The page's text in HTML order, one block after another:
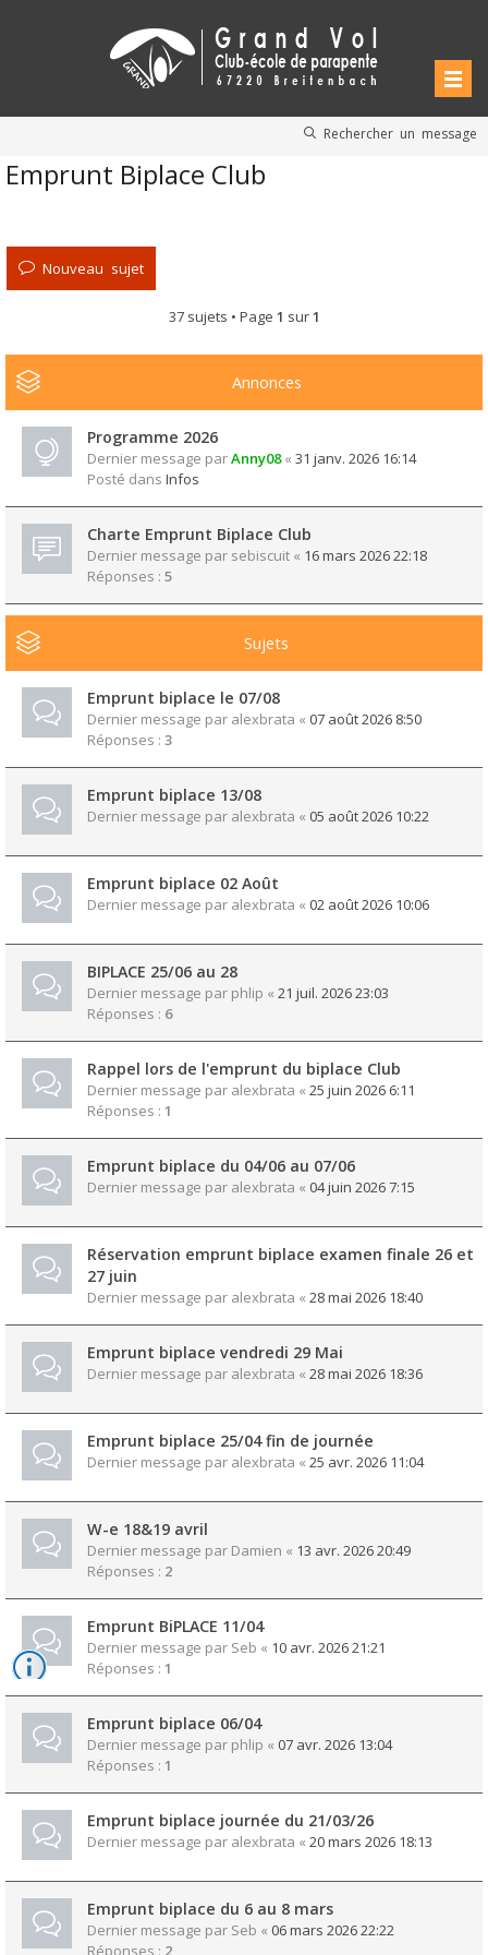
Rechercher un message
Emprunt Biplace Club
Nouveau sujet
37 sujets • Page 1 sur1
Annonces
Programme 2026
Dernier message parAnny08« 31 janv. 2026 16:14
Posté dans Infos
Charte Emprunt Biplace Club
Dernier message par sebiscuit « 16 mars 2026 22:18
Réponses : 5
Sujets
Emprunt biplace le 07/08
Dernier message par alexbrata « 07 août 2026 8:50
Réponses : 3
Emprunt biplace 13/08
Dernier message par alexbrata « 05 août 2026 10:22
Emprunt biplace 02 Août
Dernier message par alexbrata « 02 août 2026 10:06
BIPLACE 25/06 au 28
Dernier message par phlip « 21 juil. 2026 23:03
Réponses : 6
Rappel lors de l'emprunt du biplace Club
Dernier message par alexbrata « 25 juin 2026 6:11
Réponses : 1
Emprunt biplace du 04/06 au 07/06
Dernier message par alexbrata « 04 juin 2026 7:15
Réservation emprunt biplace examen finale 26 et
27 juin
Dernier message par alexbrata « 28 mai 2026 18:40
Emprunt biplace vendredi 29 Mai
Dernier message par alexbrata « 28 mai 2026 18:36
Emprunt biplace 25/04 fin de journée
Dernier message par alexbrata « 25 avr. 2026 11:04
W-e 18&19 avril
Dernier message par Damien « 13 avr. 2026 20:49
Réponses : 2
Emprunt BiPLACE 11/04
Dernier message par Seb « 10 avr. 2026 21:21
Réponses : 1
Emprunt biplace 06/04
Dernier message par phlip « 07 avr. 2026 13:04
Réponses : 1
Emprunt biplace journée du 21/03/26
Dernier message par alexbrata « 20 mars 2026 18:13
Emprunt biplace du 6 au 8 mars
Dernier message par Seb « 06 mars 2026 22:22
Réponses : 2